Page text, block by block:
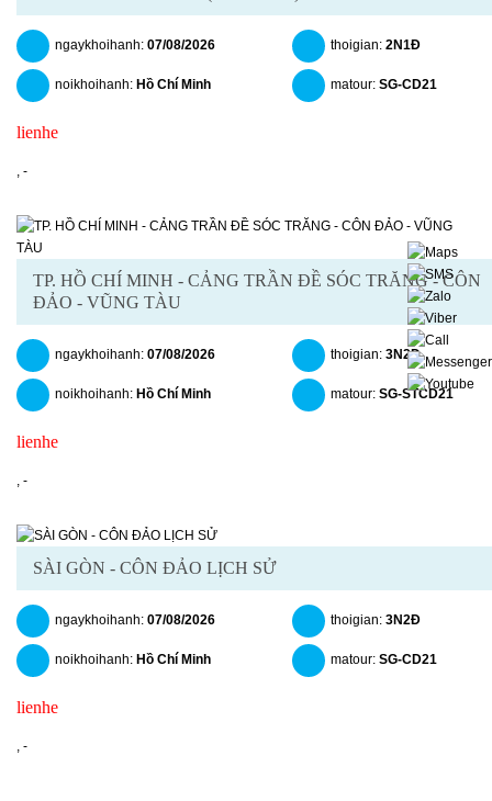
ngaykhoihanh: 07/08/2026
noikhoihanh: Hồ Chí Minh
thoigian: 2N1Đ
matour: SG-CD21
lienhe
, -
TP. HỒ CHÍ MINH - CẢNG TRẦN ĐỀ SÓC TRĂNG - CÔN
ĐẢO - VŨNG TÀU
ngaykhoihanh: 07/08/2026
noikhoihanh: Hồ Chí Minh
thoigian: 3N2Đ
matour: SG-STCD21
lienhe
, -
SÀI GÒN - CÔN ĐẢO LỊCH SỬ
ngaykhoihanh: 07/08/2026
noikhoihanh: Hồ Chí Minh
thoigian: 3N2Đ
matour: SG-CD21
lienhe
, -